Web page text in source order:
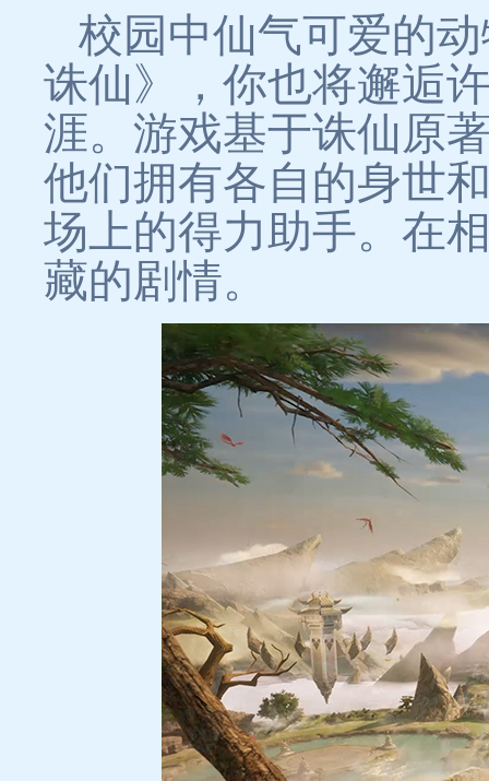
校园中仙气可爱的
诛仙》，你也将邂逅
涯。游戏基于诛仙原
他们拥有各自的身世
场上的得力助手。在
藏的剧情。